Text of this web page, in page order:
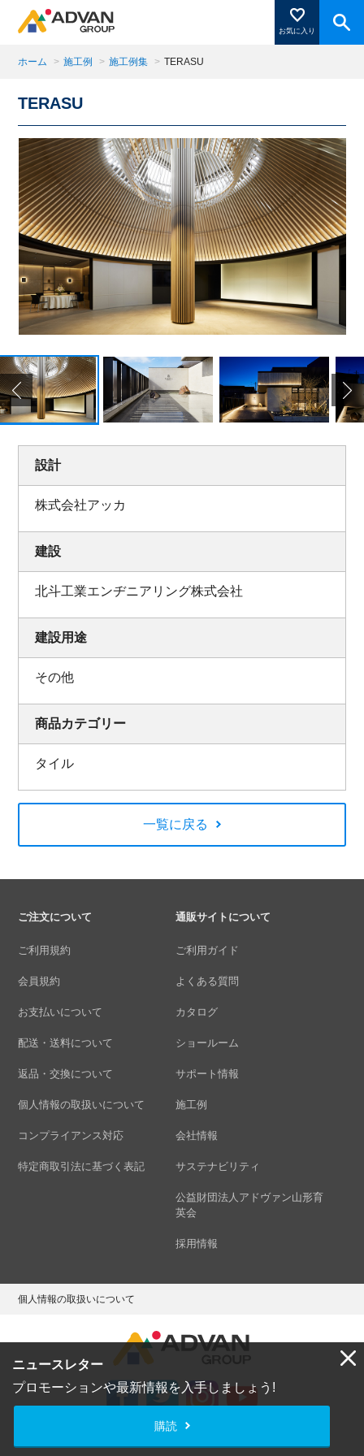
お気に入り
商品ページにある「お気に入り登録」を押すと登録した
商品がここに表示されます。
閉じる
ニュースレター
プロモーションや最新情報を入手しましょう!
購読
ホーム > 施工例 > 施工例集 > TERASU
TERASU
設計
株式会社アッカ
建設
北斗工業エンヂニアリング株式会社
建設用途
その他
商品カテゴリー
タイル
一覧に戻る
ご注文について
ご利用規約
会員規約
お支払いについて
配送・送料について
返品・交換について
個人情報の取扱いについて
コンプライアンス対応
特定商取引法に基づく表記
通販サイトについて
ご利用ガイド
よくある質問
カタログ
ショールーム
サポート情報
施工例
会社情報
サステナビリティ
公益財団法人アドヴァン山形育
英会
採用情報
個人情報の取扱いについて